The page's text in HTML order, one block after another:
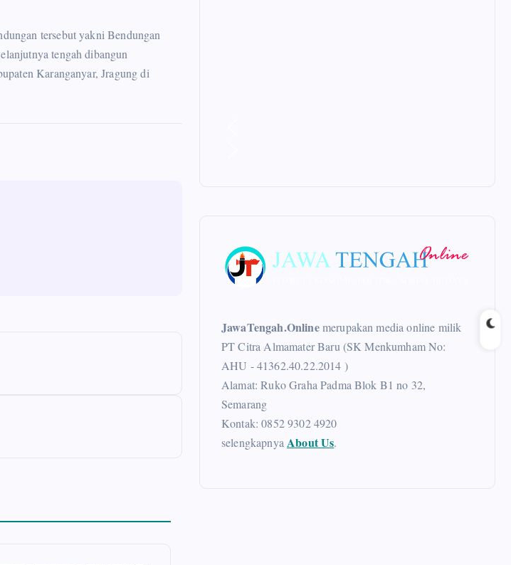
tersebut yakni Bendungan
tengah dibangun
Karanganyar, Jragung di
JawaTengah.Onlinemerupakan media online milik
PT Citra Almamater Baru (SK Menkumham No:
AHU - 41362.40.22.2014 )
Alamat: Ruko Graha Padma Blok B1 no 32,
Semarang
Kontak: 0852 9302 4920
selengkapnya About Us.